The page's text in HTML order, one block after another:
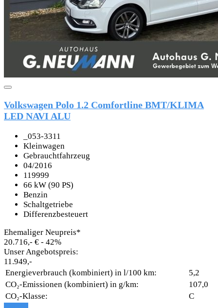
Volkswagen Polo 1.2 Comfortline BMT/KLIMA
LED NAVI ALU
_053-3311
Kleinwagen
Gebrauchtfahrzeug
04/2016
119999
66 kW (90 PS)
Benzin
Schaltgetriebe
Differenzbesteuert
Ehemaliger Neupreis*
20.716,- € - 42%
Unser Angebotspreis:
11.949,-
Energieverbrauch (kombiniert) in l/100 km:
5,2
CO₂-Emissionen (kombiniert) in g/km:
107,0
CO₂-Klasse:
C